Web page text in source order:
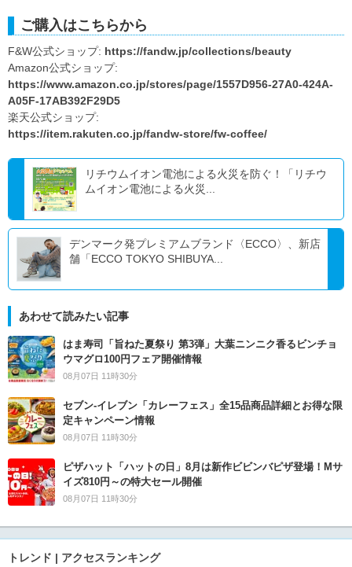
ご購入はこちらから
F&W公式ショップ: https://fandw.jp/collections/beauty
Amazon公式ショップ:
https://www.amazon.co.jp/stores/page/1557D956-27A0-424A-
A05F-17AB392F29D5
楽天公式ショップ:
https://item.rakuten.co.jp/fandw-store/fw-coffee/
リチウムイオン電池による火災を防ぐ！「リチウ
ムイオン電池による火災...
デンマーク発プレミアムブランド〈ECCO〉、新店
舗「ECCO TOKYO SHIBUYA...
あわせて読みたい記事
はま寿司「旨ねた夏祭り 第3弾」大葉ニンニク香るビンチョ
ウマグロ100円フェア開催情報
08月07日 11時30分
セブン‐イレブン「カレーフェス」全15品商品詳細とお得な限
定キャンペーン情報
08月07日 11時30分
ピザハット「ハットの日」8月は新作ビビンバピザ登場！Mサ
イズ810円～の特大セール開催
08月07日 11時30分
トレンド | アクセスランキング